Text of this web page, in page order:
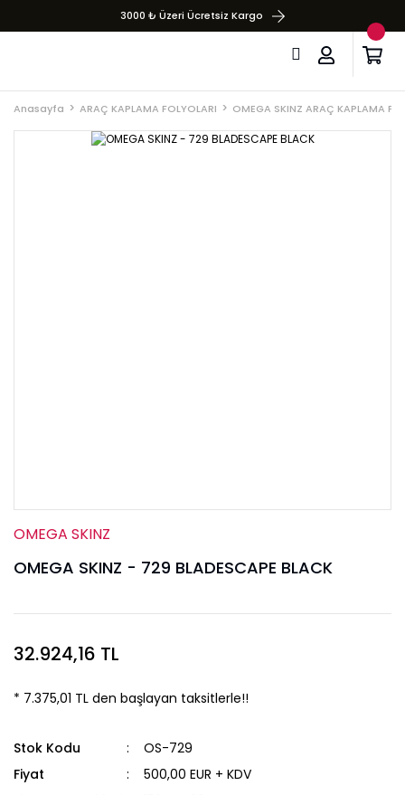
3000 ₺ Üzeri Ücretsiz Kargo
Anasayfa ARAÇ KAPLAMA FOLYOLARI OMEGA SKINZ ARAÇ KAPLAMA
OMEGA SKINZ
OMEGA SKINZ - 729 BLADESCAPE BLACK
32.924,16 TL
* 7.375,01 TL den başlayan taksitlerle!!
Stok Kodu
OS-729
Fiyat
500,00 EUR + KDV